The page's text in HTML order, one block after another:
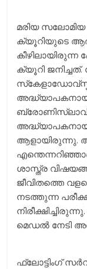
മരിയ
ക്യൂറിയുടെ
ക്യൂറി
ആളായിരുന്നു.
ശാസ്ത്ര
ജീവിതത്തെ
നടത്തുന്ന
മെഡൽ നേടി
ഫ്ലോട്ടിംഗ്